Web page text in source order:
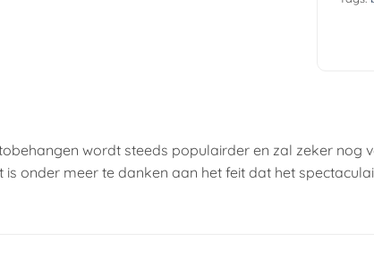
wordt steeds populairder en zal zeker nog
onder meer te danken aan het feit dat het